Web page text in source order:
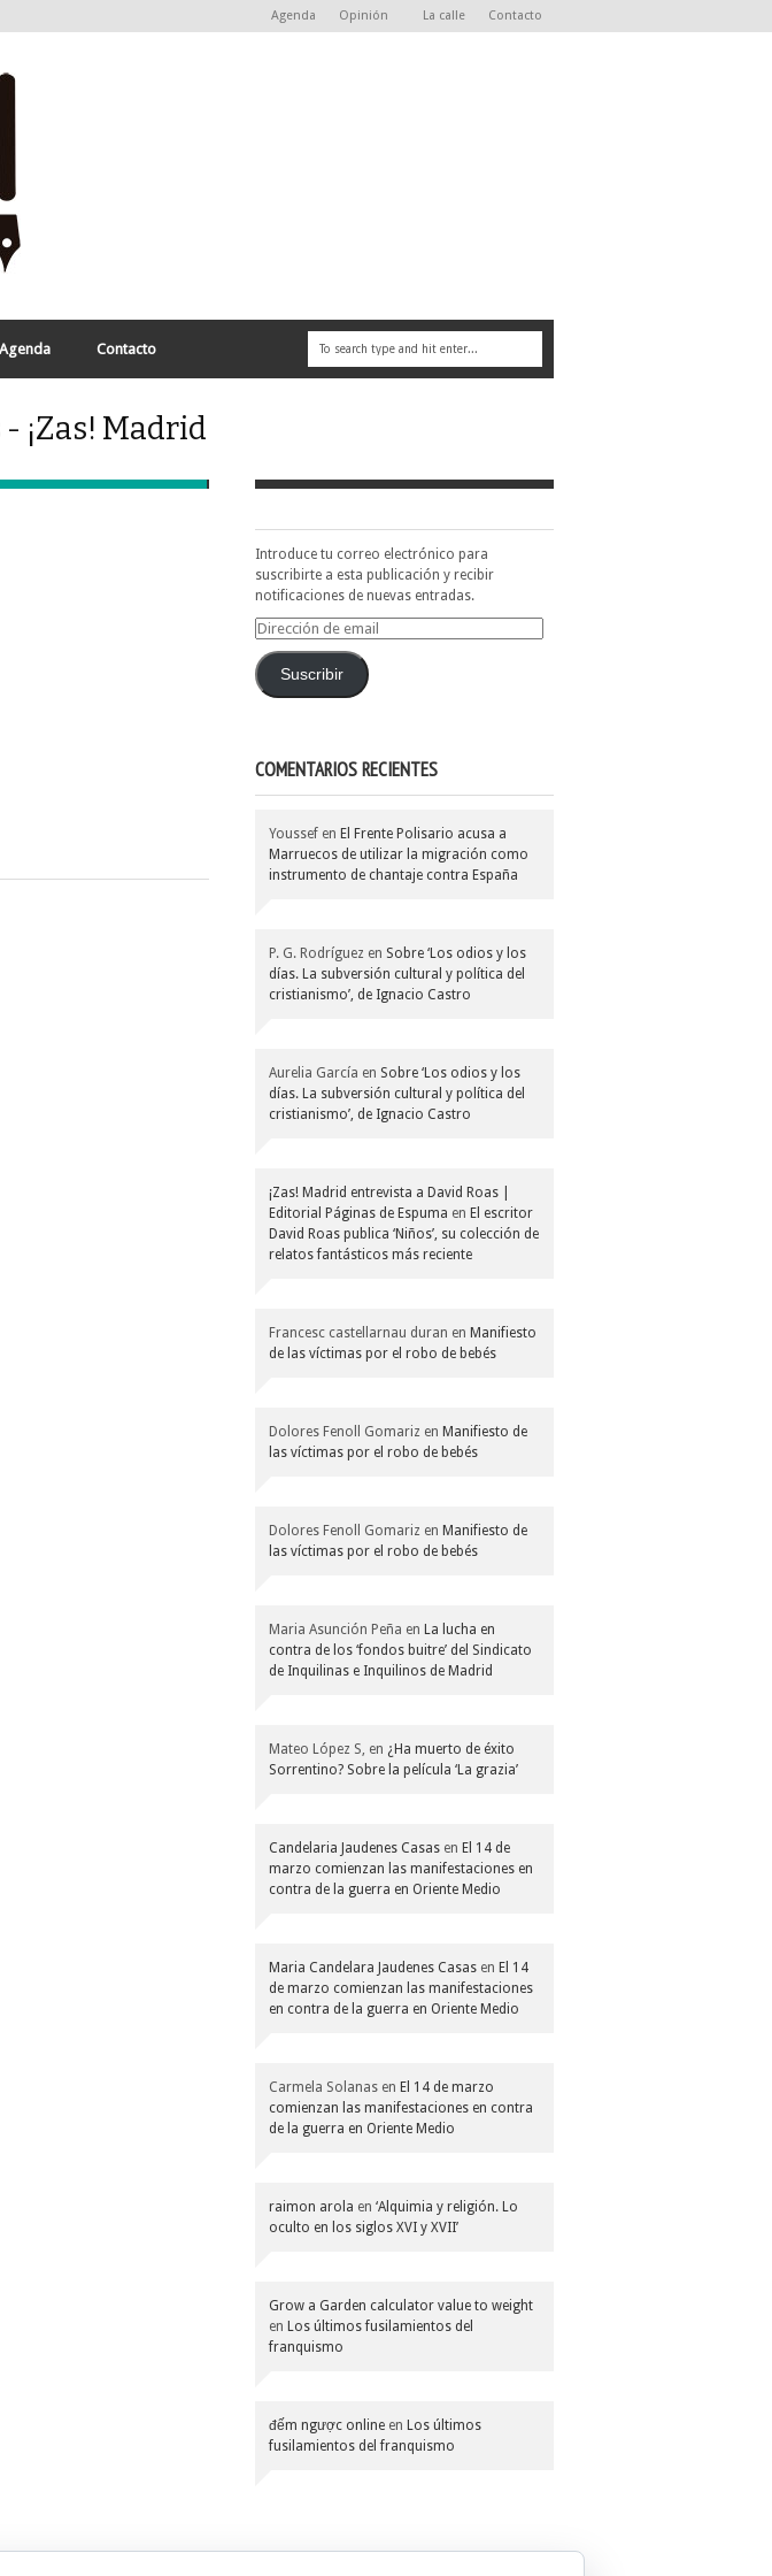
Agenda Opinión La calle Contacto
Agenda Contacto
¡Zas! Madrid
Introduce tu correo electrónico para
suscribirte a esta publicación y recibir
notificaciones de nuevas entradas.
Dirección
emailSuscribir
COMENTARIOS RECIENTES
Youssef en El Frente Polisario acusa a
Marruecos de utilizar la migración como
instrumento de chantaje contra España
P. G. Rodríguez en Sobre ‘Los odios y los
días. La subversión cultural y política del
cristianismo’, de Ignacio Castro
Aurelia García en Sobre ‘Los odios y los
días. La subversión cultural y política del
cristianismo’, de Ignacio Castro
¡Zas! Madrid entrevista a David Roas |
Editorial Páginas de Espuma en El escritor
David Roas publica ‘Niños’, su colección de
relatos fantásticos más reciente
Francesc castellarnau duran en Manifiesto
de las víctimas por el robo de bebés
Dolores Fenoll Gomariz en Manifiesto de
las víctimas por el robo de bebés
Dolores Fenoll Gomariz en Manifiesto de
las víctimas por el robo de bebés
Maria Asunción Peña en La lucha en
contra de los ‘fondos buitre’ del Sindicato
de Inquilinas e Inquilinos de Madrid
Mateo López S, en ¿Ha muerto de éxito
Sorrentino? Sobre la película ‘La grazia’
Candelaria Jaudenes Casas en El 14 de
marzo comienzan las manifestaciones en
contra de la guerra en Oriente Medio
Maria Candelara Jaudenes Casas en El 14
de marzo comienzan las manifestaciones
en contra de la guerra en Oriente Medio
Carmela Solanas en El 14 de marzo
comienzan las manifestaciones en contra
de la guerra en Oriente Medio
raimon arola en ‘Alquimia y religión. Lo
oculto en los siglos XVI y XVII’
Grow a Garden calculator value to weight
en Los últimos fusilamientos del
franquismo
đếm ngược online en Los últimos
fusilamientos del franquismo